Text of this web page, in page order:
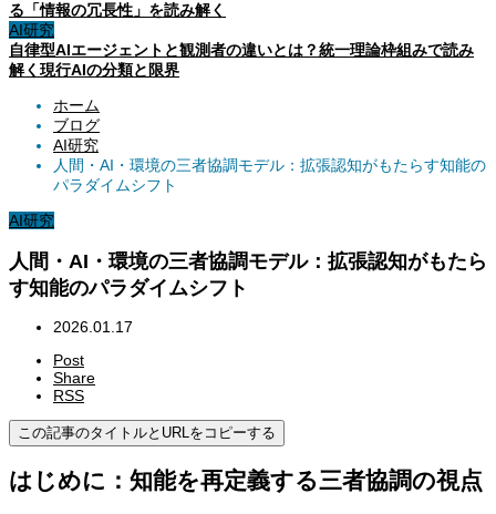
る「情報の冗長性」を読み解く
AI研究
自律型AIエージェントと観測者の違いとは？統一理論枠組みで読み
解く現行AIの分類と限界
ホーム
ブログ
AI研究
人間・AI・環境の三者協調モデル：拡張認知がもたらす知能の
パラダイムシフト
AI研究
人間・AI・環境の三者協調モデル：拡張認知がもたら
す知能のパラダイムシフト
2026.01.17
Post
Share
RSS
この記事のタイトルとURLをコピーする
はじめに：知能を再定義する三者協調の視点